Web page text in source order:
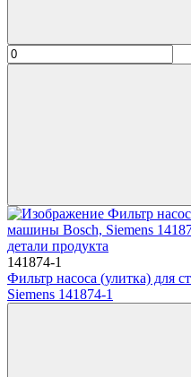
141874-1
Фильтр насоса (улитка) для
Siemens 141874-1